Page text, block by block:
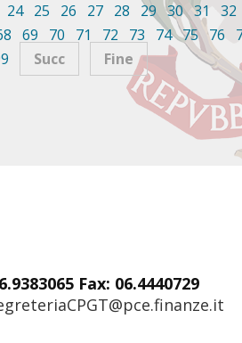
24 25 26 27 28 29 30 31 32
69 70 71 72 73 74 75 76
Succ
Fine
Fax: 06.4440729